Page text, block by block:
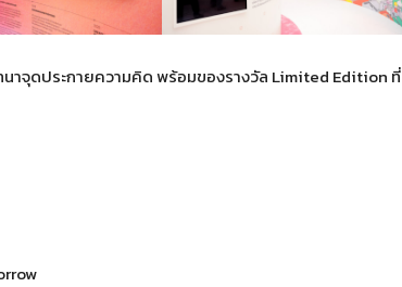
าจุดประกายความคิด พร้อมของรางวัล Limited Edition ที่